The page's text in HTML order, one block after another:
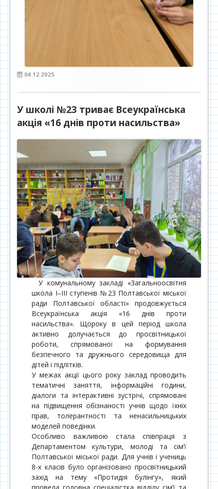
Опубліковано
04.12.2025
У школі №23 триває Всеукраїнська
акція «16 днів проти насильства»
У комунальному закладі «Загальноосвітня
школа І–ІІІ ступенів №23 Полтавської міської
ради Полтавської області» продовжується
Всеукраїнська акція «16 днів проти
насильства». Щороку в цей період школа
активно долучається до просвітницької
роботи, спрямованої на формування
безпечного та дружнього середовища для
дітей і підлітків.
У межах акції цього року заклад проводить
тематичні заняття, інформаційні години,
діалоги та інтерактивні зустрічі, спрямовані
на підвищення обізнаності учнів щодо їхніх
прав, толерантності та ненасильницьких
моделей поведінки.
Особливо важливою стала співпраця з
Департаментом культури, молоді та сім’ї
Полтавської міської ради. Для учнів і учениць
8-х класів було організовано просвітницький
захід на тему «Протидія булінгу», який
провела головна спеціалістка відділу сім’ї та